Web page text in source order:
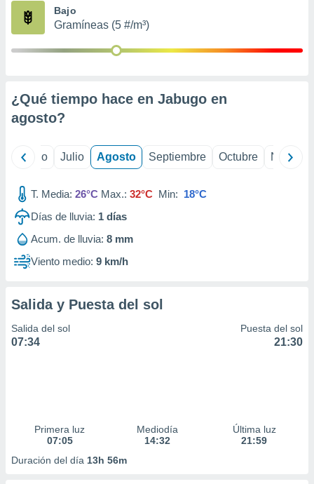
publicidad
1199
Bajo
Gramíneas (5 #/m³)
¿Qué tiempo hace en Jabugo en
agosto?
Junio Julio Agosto Septiembre Octubre
T. Media: 26°C Max.: 32°C Min: 18°C
Días de lluvia: 1 días
Acum. de lluvia: 8 mm
Viento medio: 9 km/h
Salida y Puesta del sol
Salida del sol
07:34
Puesta del sol
21:30
Primera luz
07:05
Mediodía
14:32
Última luz
21:59
Duración del día 13h 56m